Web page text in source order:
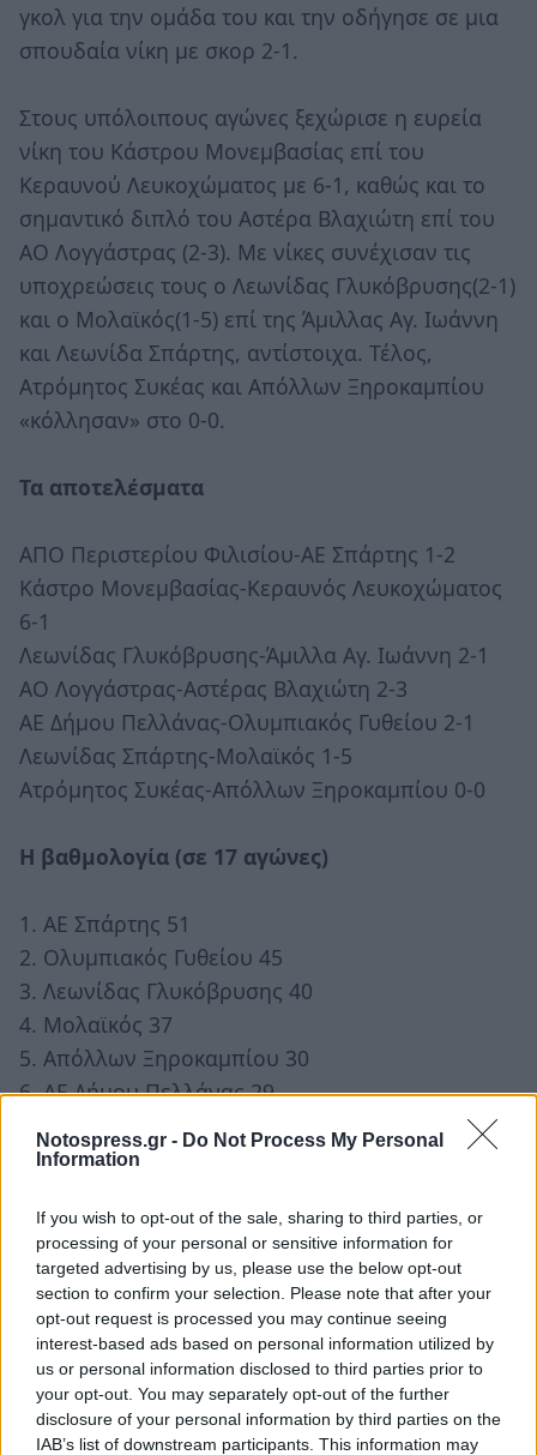
Notospress.gr - Do Not Process My Personal
Information
If you wish to opt-out of the sale, sharing to third parties, or
processing of your personal or sensitive information for
targeted advertising by us, please use the below opt-out
section to confirm your selection. Please note that after your
opt-out request is processed you may continue seeing
interest-based ads based on personal information utilized by
us or personal information disclosed to third parties prior to
your opt-out. You may separately opt-out of the further
disclosure of your personal information by third parties on the
IAB’s list of downstream participants. This information may
γκολ για την ομάδα του και την οδήγησε σε μια
σπουδαία νίκη με σκορ 2-1.
Στους υπόλοιπους αγώνες ξεχώρισε η ευρεία
νίκη του Κάστρου Μονεμβασίας επί του
Κεραυνού Λευκοχώματος με 6-1, καθώς και το
σημαντικό διπλό του Αστέρα Βλαχιώτη επί του
ΑΟ Λογγάστρας (2-3). Με νίκες συνέχισαν τις
υποχρεώσεις τους ο Λεωνίδας Γλυκόβρυσης(2-1)
και ο Μολαϊκός(1-5) επί της Άμιλλας Αγ. Ιωάννη
και Λεωνίδα Σπάρτης, αντίστοιχα. Τέλος,
Ατρόμητος Συκέας και Απόλλων Ξηροκαμπίου
«κόλλησαν» στο 0-0.
Τα αποτελέσματα
ΑΠΟ Περιστερίου Φιλισίου-ΑΕ Σπάρτης 1-2
Κάστρο Μονεμβασίας-Κεραυνός Λευκοχώματος
6-1
Λεωνίδας Γλυκόβρυσης-Άμιλλα Αγ. Ιωάννη 2-1
ΑΟ Λογγάστρας-Αστέρας Βλαχιώτη 2-3
ΑΕ Δήμου Πελλάνας-Ολυμπιακός Γυθείου 2-1
Λεωνίδας Σπάρτης-Μολαϊκός 1-5
Ατρόμητος Συκέας-Απόλλων Ξηροκαμπίου 0-0
Η βαθμολογία (σε 17 αγώνες)
1. ΑΕ Σπάρτης 51
2. Ολυμπιακός Γυθείου 45
3. Λεωνίδας Γλυκόβρυσης 40
4. Μολαϊκός 37
5. Απόλλων Ξηροκαμπίου 30
6. ΑΕ Δήμου Πελλάνας 29
8. Αστέρας Βλαχιώτη 19
10. Λεωνίδας Σπάρτης 13
11. Κάστρο Μονεμβασίας 12
12. Κεραυνός Λευκοχώματος 11
13. ΑΟ Λογγάστρας 10
14. Άμιλλα Αγ. Ιωάννη 9
Τα επόμενα (8-9/2)